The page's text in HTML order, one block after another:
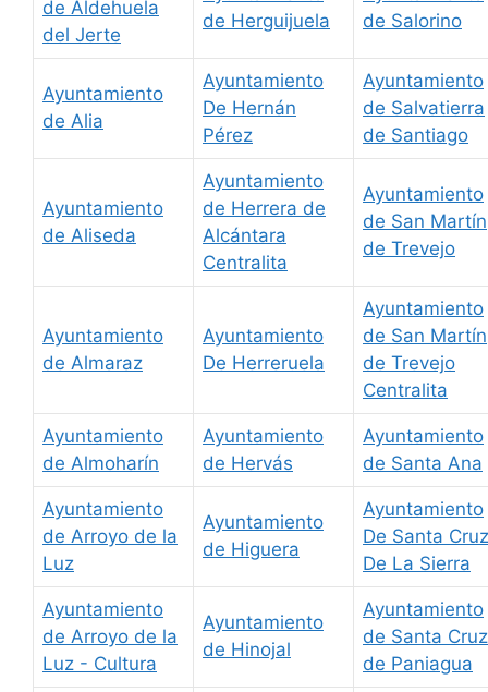
de Aldehuela
del Jerte
de Herguijuela
de Salorino
Ayuntamiento
de Alia
Ayuntamiento
De Hernán
Pérez
Ayuntamiento
de Salvatierra
de Santiago
Ayuntamiento
de Aliseda
Ayuntamiento
de Herrera de
Alcántara
Centralita
Ayuntamiento
de San Martín
de Trevejo
Ayuntamiento
de Almaraz
Ayuntamiento
De Herreruela
Ayuntamiento
de San Martín
de Trevejo
Centralita
Ayuntamiento
de Almoharín
Ayuntamiento
de Hervás
Ayuntamiento
de Santa Ana
Ayuntamiento
de Arroyo de la
Luz
Ayuntamiento
de Higuera
Ayuntamiento
De Santa Cruz
De La Sierra
Ayuntamiento
de Arroyo de la
Luz - Cultura
Ayuntamiento
de Hinojal
Ayuntamiento
de Santa Cruz
de Paniagua